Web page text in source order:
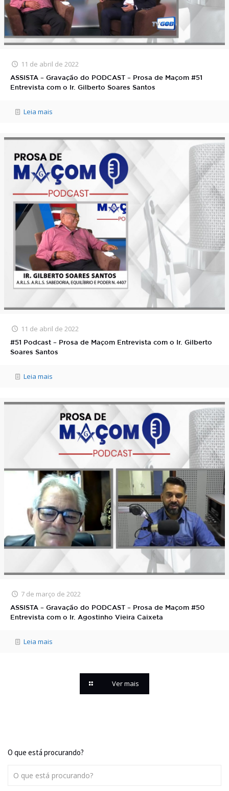
11 de abril de 2022
ASSISTA – Gravação do PODCAST – Prosa de Maçom #51
Entrevista com o Ir. Gilberto Soares Santos
Leia mais
11 de abril de 2022
#51 Podcast – Prosa de Maçom Entrevista com o Ir. Gilberto
Soares Santos
Leia mais
7 de março de 2022
ASSISTA – Gravação do PODCAST – Prosa de Maçom #50
Entrevista com o Ir. Agostinho Vieira Caixeta
Leia mais
Ver mais
O que está procurando?